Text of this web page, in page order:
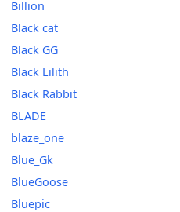
Billion
Black cat
Black GG
Black Lilith
Black Rabbit
BLADE
blaze_one
Blue_Gk
BlueGoose
Bluepic